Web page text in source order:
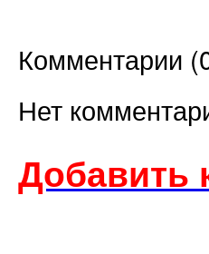
Комментарии (
Нет
Добавить